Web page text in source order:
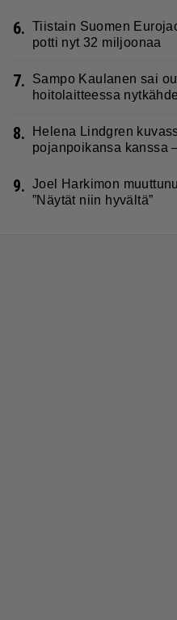
6. Tiistain Suomen
potti nyt 32 miljoonaa
7.
Sampo Kaulanen sai
hoitolaitteessa
8.
Helena Lindgren
pojanpoikansa kanssa
9. Joel Harkimon
”Näytät niin hyvältä”